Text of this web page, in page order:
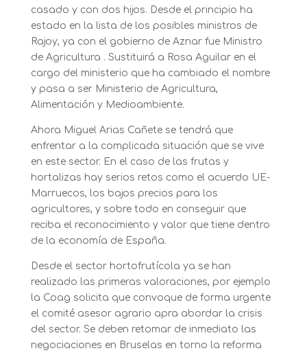
casado y con dos hijos. Desde el principio ha
estado en la lista de los posibles ministros de
Rajoy, ya con el gobierno de Aznar fue Ministro
de Agricultura . Sustituirá a Rosa Aguilar en el
cargo del ministerio que ha cambiado el nombre
y pasa a ser Ministerio de Agricultura,
Alimentación y Medioambiente.
Ahora Miguel Arias Cañete se tendrá que
enfrentar a la complicada situación que se vive
en este sector. En el caso de las frutas y
hortalizas hay serios retos como el acuerdo UE-
Marruecos, los bajos precios para los
agricultores, y sobre todo en conseguir que
reciba el reconocimiento y valor que tiene dentro
de la economía de España.
Desde el sector hortofrutícola ya se han
realizado las primeras valoraciones, por ejemplo
la Coag solicita que convoque de forma urgente
el comité asesor agrario apra abordar la crisis
del sector. Se deben retomar de inmediato las
negociaciones en Bruselas en torno la reforma